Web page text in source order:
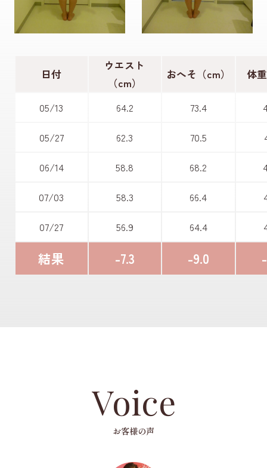
日付
ウエスト
（cm）
おへそ（cm） 体
05/13 64.2 73.4
05/27 62.3 70.5
06/14 58.8 68.2
07/03 58.3 66.4
07/27 56.9 64.4
結果 -7.3 -9.0
Voice
お客様の声